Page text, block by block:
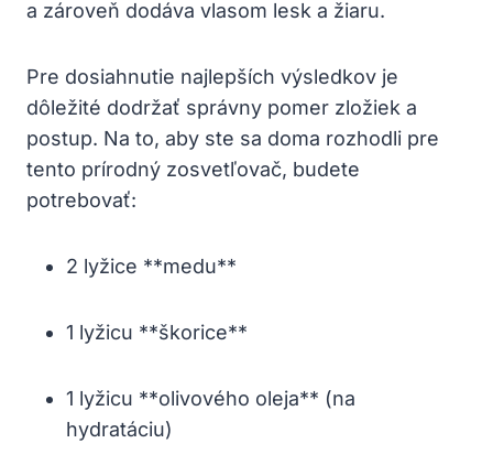
a zároveň dodáva vlasom lesk a žiaru.
Pre dosiahnutie najlepších výsledkov je
dôležité dodržať správny pomer zložiek a
postup. Na to, aby ste sa doma rozhodli pre
tento prírodný zosvetľovač, budete
potrebovať:
2 lyžice **medu**
1 lyžicu **škorice**
1 lyžicu **olivového oleja** (na
hydratáciu)